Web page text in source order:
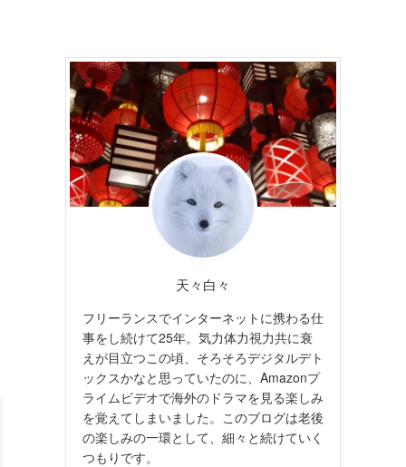
天々白々
フリーランスでインターネットに携わる仕
事をし続けて25年。気力体力視力共に衰
えが目立つこの頃、そろそろデジタルデト
ックスかなと思っていたのに、Amazonプ
ライムビデオで海外のドラマを見る楽しみ
を覚えてしまいました。このブログは老後
の楽しみの一環として、細々と続けていく
つもりです。